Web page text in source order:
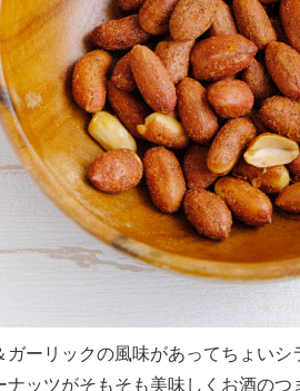
ガーリックの風味があってちょい
ッツがそもそも美味しくお酒のつ